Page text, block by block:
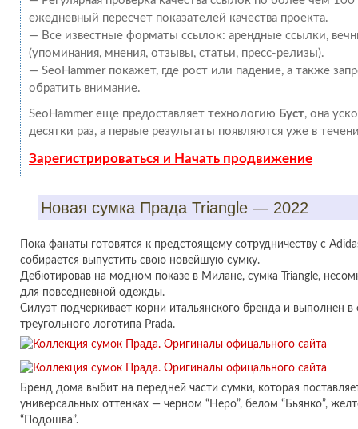
ежедневный пересчет показателей качества проекта.
— Все известные форматы ссылок: арендные ссылки,
(упоминания, мнения, отзывы, статьи, пресс-релизы).
— SeoHammer покажет, где рост или падение, а также
обратить внимание.
SeoHammer еще предоставляет технологию Буст, она
десятки раз, а первые результаты появляются уже в
Зарегистрироваться и Начать продвижение
Новая сумка Прада Triangle — 2022
Пока фанаты готовятся к предстоящему сотрудничеству с
собирается выпустить свою новейшую сумку.
Дебютировав на модном показе в Милане, сумка Triangle,
для повседневной одежды.
Силуэт подчеркивает корни итальянского бренда и выполнен в
треугольного логотипа Prada.
Бренд дома выбит на передней части сумки, которая
универсальных оттенках — черном “Неро”, белом “Бьянко”,
“Подошва”.